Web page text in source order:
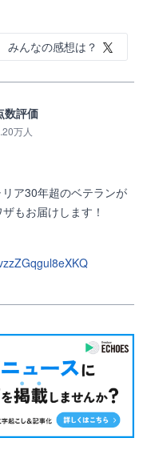
みんなの感想は？
数評価
万人
ア30年超のベテランが
もお届けします！